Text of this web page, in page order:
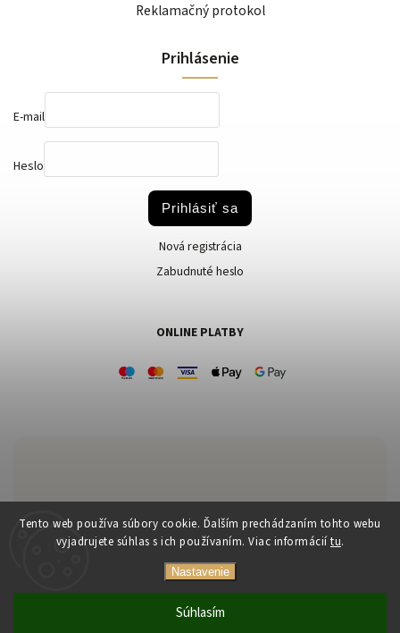
Tento web používa súbory cookie. Ďalším prechádzaním tohto webu
vyjadrujete súhlas s ich používaním. Viac informácií tu.
Nastavenie
Súhlasím
Zákaznícka podpora:
+421 903 556 170
kucharova@mercineri.sk
Reklamačný protokol
Prihlásenie
E-mail
Heslo
Prihlásiť sa
Nová registrácia
Zabudnuté heslo
ONLINE PLATBY